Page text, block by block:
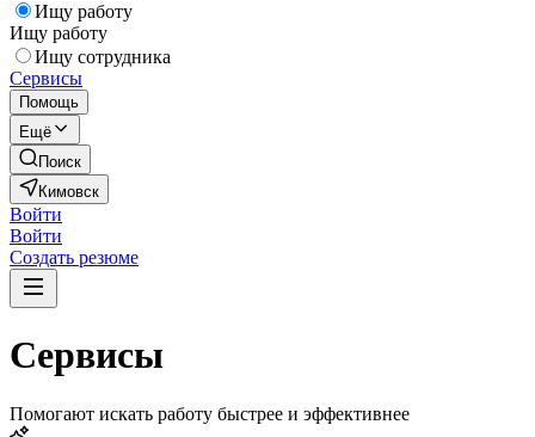
Ищу работу
Ищу работу
Ищу сотрудника
Сервисы
Помощь
Ещё
Поиск
Кимовск
Войти
Войти
Создать резюме
Сервисы
Помогают искать работу быстрее и эффективнее